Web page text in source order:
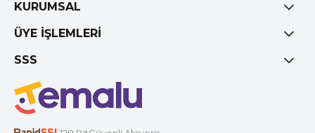
KURUMSAL
ÜYE İŞLEMLERİ
SSS